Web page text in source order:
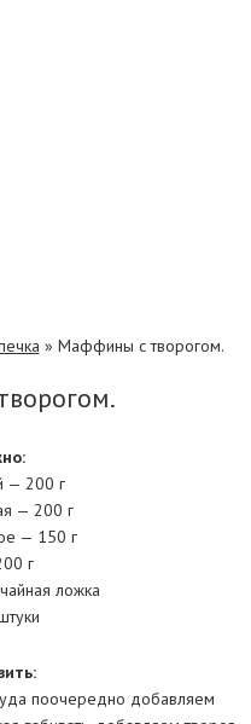
» Маффины с творогом.
— 200 г
— 200 г
— 150 г
г
ложка
поочередно добавляем